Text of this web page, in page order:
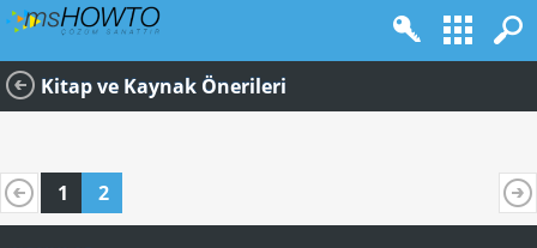
Kitap ve Kaynak Önerileri
1 2